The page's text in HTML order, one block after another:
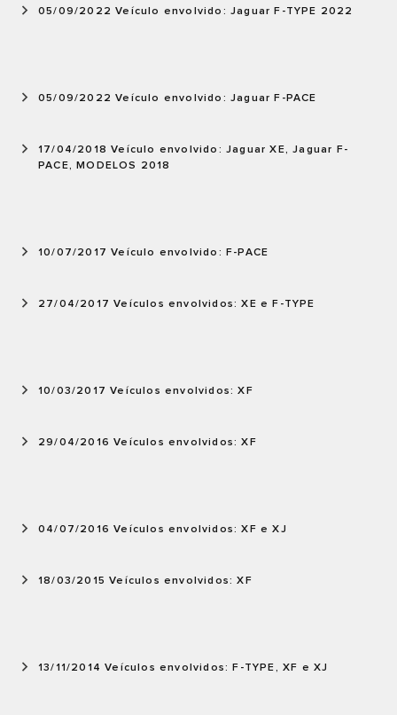
05/09/2022 Veículo envolvido: Jaguar F-TYPE 2022
05/09/2022 Veículo envolvido: Jaguar F-PACE
17/04/2018 Veículo envolvido: Jaguar XE, Jaguar F-
PACE, MODELOS 2018
10/07/2017 Veículo envolvido: F-PACE
27/04/2017 Veículos envolvidos: XE e F-TYPE
10/03/2017 Veículos envolvidos: XF
29/04/2016 Veículos envolvidos: XF
04/07/2016 Veículos envolvidos: XF e XJ
18/03/2015 Veículos envolvidos: XF
13/11/2014 Veículos envolvidos: F-TYPE, XF e XJ